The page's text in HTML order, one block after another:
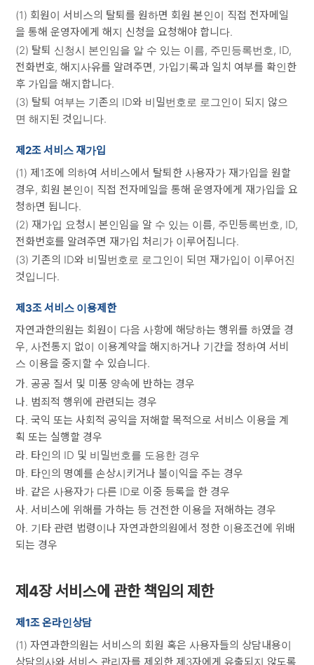
(1) 회원이 서비스의 탈퇴를 원하면 회원 본인이 직접 전자메일
을 통해 운영자에게 해지 신청을 요청해야 합니다.
(2) 탈퇴 신청시 본인임을 알 수 있는 이름, 주민등록번호, ID,
전화번호, 해지사유를 알려주면, 가입기록과 일치 여부를 확인한
후 가입을 해지합니다.
(3) 탈퇴 여부는 기존의 ID와 비밀번호로 로그인이 되지 않으
면 해지된 것입니다.
제2조 서비스 재가입
(1) 제1조에 의하여 서비스에서 탈퇴한 사용자가 재가입을 원할
경우, 회원 본인이 직접 전자메일을 통해 운영자에게 재가입을 요
청하면 됩니다.
(2) 재가입 요청시 본인임을 알 수 있는 이름, 주민등록번호, ID,
전화번호를 알려주면 재가입 처리가 이루어집니다.
(3) 기존의 ID와 비밀번호로 로그인이 되면 재가입이 이루어진
것입니다.
제3조 서비스 이용제한
자연과한의원는 회원이 다음 사항에 해당하는 행위를 하였을 경
우, 사전통지 없이 이용계약을 해지하거나 기간을 정하여 서비
스 이용을 중지할 수 있습니다.
가. 공공 질서 및 미풍 양속에 반하는 경우
나. 범죄적 행위에 관련되는 경우
다. 국익 또는 사회적 공익을 저해할 목적으로 서비스 이용을 계
획 또는 실행할 경우
라. 타인의 ID 및 비밀번호를 도용한 경우
마. 타인의 명예를 손상시키거나 불이익을 주는 경우
바. 같은 사용자가 다른 ID로 이중 등록을 한 경우
사. 서비스에 위해를 가하는 등 건전한 이용을 저해하는 경우
아. 기타 관련 법령이나 자연과한의원에서 정한 이용조건에 위배
되는 경우
제4장 서비스에 관한 책임의 제한
제1조 온라인상담
(1) 자연과한의원는 서비스의 회원 혹은 사용자들의 상담내용이
상담의사와 서비스 관리자를 제외한 제3자에게 유출되지 않도록